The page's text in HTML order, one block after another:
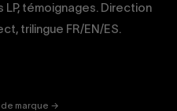
LP, témoignages. Direction
trilingue FR/EN/ES.
de marque →